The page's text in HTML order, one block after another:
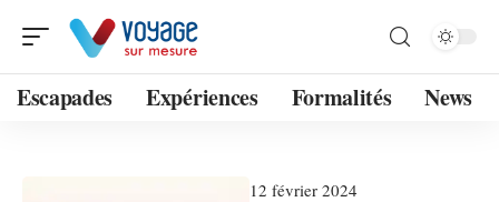
Escapades Expériences Formalités News
12 février 2024